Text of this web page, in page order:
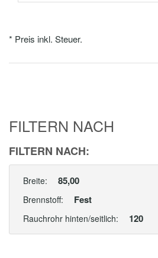
* Preis inkl. Steuer.
FILTERN NACH
FILTERN NACH:
Breite: 85,00
Brennstoff: Fest
Rauchrohr hinten/seitlich: 120